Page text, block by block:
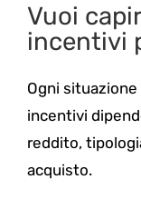
Vuoi
incentivi
Ogni situazione
incentivi
reddito,
acquisto.